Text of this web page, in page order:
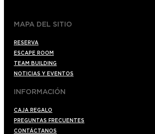
MAPA DEL SITIO
RESERVA
ESCAPE ROOM
TEAM BUILDING
NOTICIAS Y EVENTOS
INFORMACIÓN
CAJA REGALO
PREGUNTAS FRECUENTES
CONTÁCTANOS